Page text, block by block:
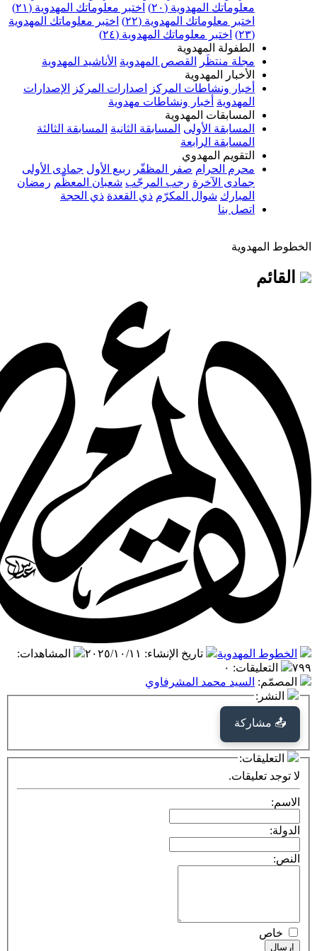
معلوماتك المهدوية (٢٠)
اختبر معلوماتك المهدوية (٢١)
اختبر معلوماتك المهدوية (٢٢)
اختبر معلوماتك المهدوية
اختبر معلوماتك المهدوية (٢٤)
الطفولة المهدوية
مجلة منتظَر القصص المهدوية
الأناشيد المهدوية
الأخبار المهدوية
أخبار ونشاطات المركز
اصدارات المركز
الإصدارات
أخبار ونشاطات مهدوية
المسابقات المهدوية
المسابقة الأولى المسابقة الثانية المسابقة الثالثة
المسابقة الرابعة
التقويم المهدوي
محرم الحرام
صفر المظفّر ربيع الأول جمادى الأولى
جمادى الآخرة رجب المرجّب شعبان المعظّم رمضان
شوال المكرّم ذي القعدة ذي الحجة
اتصل بنا
المهدوية
المهدوية تاريخ الإنشاء: ٢٠٢٥/١٠/١١ المشاهدات:
التعليقات:٠
:السيد محمد المشرفاوي
مشاركة
تعليقات.